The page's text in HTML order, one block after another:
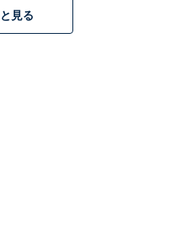
い「大阪府のお月見スポッ
2位「万博記念公園」、1位
見る